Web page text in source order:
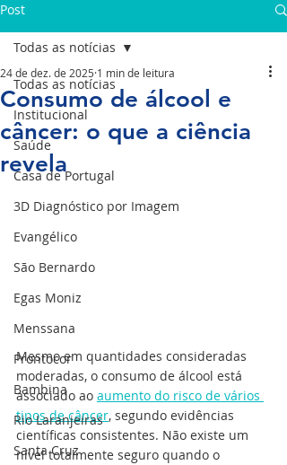
Resultados de exames laboratoriais
Post
Todas as notícias
Institucional
Saúde
Casa de Portugal
3D Diagnóstico por Imagem
Evangélico
São Bernardo
Egas Moniz
Menssana
Prontocor
Bambina
Rio Laranjeiras
Santa Cruz
Todas as notícias
Consumo de álcool e
câncer: o que a ciência
revela
24 de dez. de 2025 1 min de leitura
Mesmo em quantidades consideradas
moderadas, o consumo de álcool está
associado ao aumento do risco de vários
tipos de câncer, segundo evidências
científicas consistentes. Não existe um
nível totalmente seguro quando o